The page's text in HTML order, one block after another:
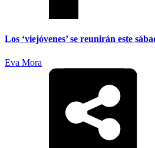
Los ‘viejóvenes’ se reunirán este
Eva Mora